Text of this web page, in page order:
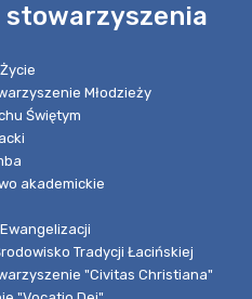
stowarzyszenia
Młodzieży
Świętym
akademickie
Tradycji Łacińskiej
"Civitas Christiana"